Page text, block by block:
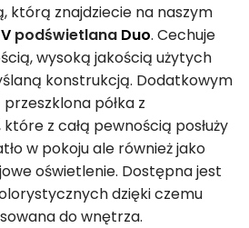
którą znajdziecie na naszym
podświetlana Duo. Cechuje
wysoką jakością użytych
konstrukcją. Dodatkowym
półka z
z całą pewnością posłuży
w pokoju ale również jako
oświetlenie. Dostępna jest
dzięki czemu
do wnętrza.